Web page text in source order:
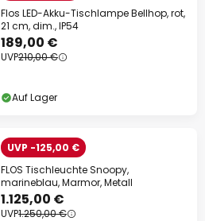
Flos LED-Akku-Tischlampe Bellhop, rot,
21 cm, dim., IP54
189,00 €
UVP210,00 €
Auf Lager
UVP -125,00 €
FLOS Tischleuchte Snoopy,
marineblau, Marmor, Metall
1.125,00 €
UVP1.250,00 €